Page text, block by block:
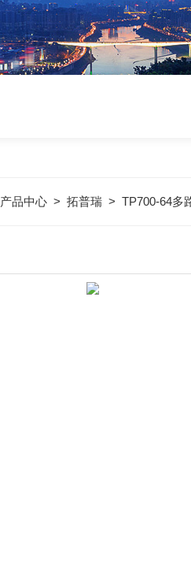
产品中心> 拓普瑞> TP700-64多